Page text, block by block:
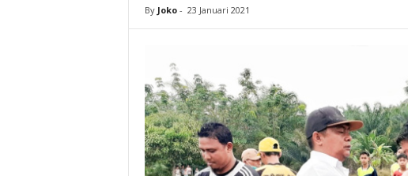
By Joko - 23 Januari 2021